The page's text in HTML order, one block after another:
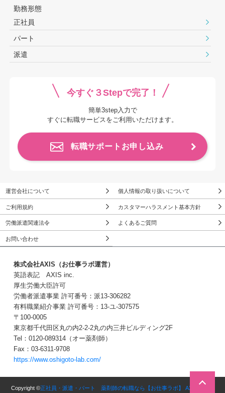
３Stepで簡単！ この求人に問い合わせる
勤務形態
正社員
パート
派遣
今すぐ３Stepで完了！
簡単3step入力で
すぐに転職サービスをご利用いただけます。
転職サポートお申し込み
運営会社について 個人情報の取り扱いについて
ご利用規約 カスタマーハラスメント基本方針
労働派遣関連法令 よくあるご質問
お問い合わせ
株式会社AXIS（お仕事ラボ運営）
英語表記 AXIS inc.
厚生労働大臣許可
労働者派遣事業 許可番号：派13-306282
有料職業紹介事業 許可番号：13-ユ-307575
〒100-0005
東京都千代田区丸の内2-2-2丸の内三井ビルディング2F
Tel：0120-089314（オー薬剤師）
Fax：03-6311-9708
https://www.oshigoto-lab.com/
Copyright ©正社員・派遣・パート 薬剤師の転職なら【お仕事ラボ】 AXIS inc.